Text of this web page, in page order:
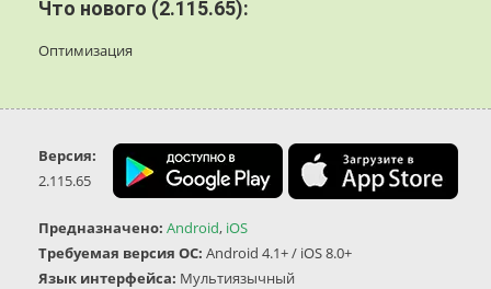
Что нового (2.115.65):
Оптимизация
Версия:
2.115.65
Предназначено: Android, iOS
Требуемая версия ОС: Android 4.1+ / iOS 8.0+
Язык интерфейса: Мультиязычный